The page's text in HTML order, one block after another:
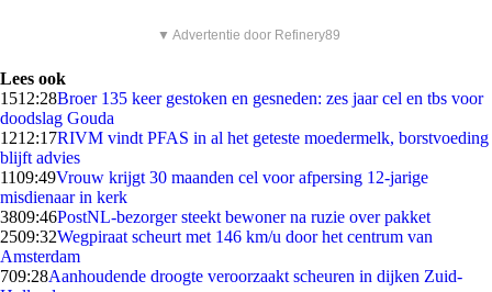
▼ Advertentie door Refinery89
Lees ook
1512:28Broer 135 keer gestoken en gesneden: zes jaar cel en tbs voor
doodslag Gouda
1212:17RIVM vindt PFAS in al het geteste moedermelk, borstvoeding
blijft advies
1109:49Vrouw krijgt 30 maanden cel voor afpersing 12-jarige
misdienaar in kerk
3809:46PostNL-bezorger steekt bewoner na ruzie over pakket
2509:32Wegpiraat scheurt met 146 km/u door het centrum van
Amsterdam
709:28Aanhoudende droogte veroorzaakt scheuren in dijken Zuid-